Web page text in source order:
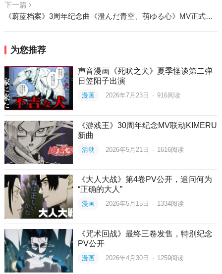
下一篇
《蔚蓝档案》3周年纪念曲《澄んだ青空、萌ゆる心》MV正式公开！霞、优香、红叶、晴、英美里倾情献唱
为您推荐
声音漫画《死吠之犬》夏季怪谈第二弹
日笠阳子出演
漫画 2026年7月23日 · 916阅读
《游戏王》30周年纪念MV联动KIMERU
新曲
活动 2026年5月21日 · 1616阅读
《大人大战》第4卷PV公开，追问何为
“正确的大人”
漫画 2026年5月15日 · 1334阅读
《咒术回战》最终三卷发售，特别纪念
PV公开
漫画 2026年4月30日 · 1259阅读